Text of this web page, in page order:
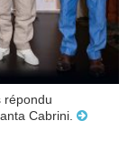
répondu
Cabrini.